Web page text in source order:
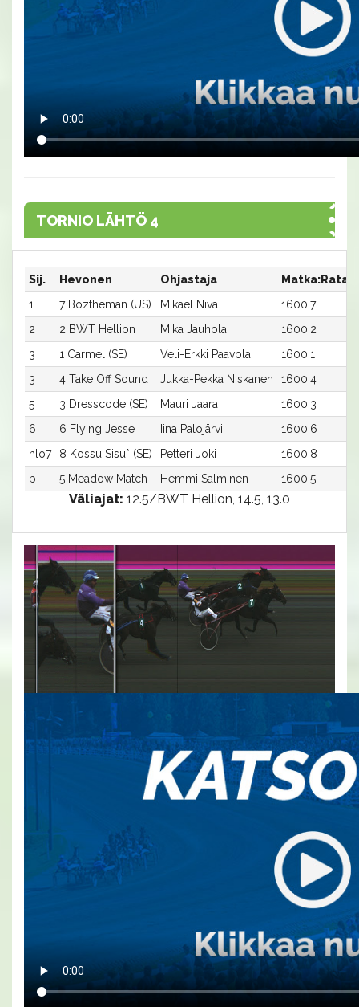
TORNIO LÄHTÖ 4
Sij. Hevonen Ohjastaja Matka:Rata
1
7 Boztheman (US) Mikael Niva 1600:7
2
2 BWT Hellion Mika Jauhola 1600:2
3
1 Carmel (SE) Veli-Erkki Paavola 1600:1
3
4 Take Off Sound Jukka-Pekka Niskanen 1600:4
5
3 Dresscode (SE) Mauri Jaara 1600:3
6
6 Flying Jesse Iina Palojärvi 1600:6
hlo7
8 Kossu Sisu* (SE) Petteri Joki 1600:8
p
5 Meadow Match Hemmi Salminen 1600:5
Väliajat: 12.5/BWT Hellion, 14.5, 13.0